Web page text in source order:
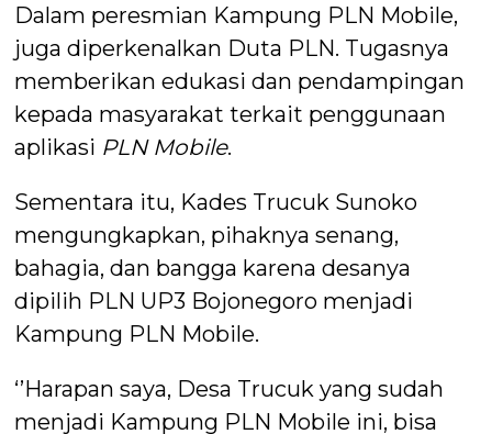
Dalam peresmian Kampung PLN Mobile,
juga diperkenalkan Duta PLN. Tugasnya
memberikan edukasi dan pendampingan
kepada masyarakat terkait penggunaan
aplikasi PLN Mobile.
Sementara itu, Kades Trucuk Sunoko
mengungkapkan, pihaknya senang,
bahagia, dan bangga karena desanya
dipilih PLN UP3 Bojonegoro menjadi
Kampung PLN Mobile.
‘’Harapan saya, Desa Trucuk yang sudah
menjadi Kampung PLN Mobile ini, bisa